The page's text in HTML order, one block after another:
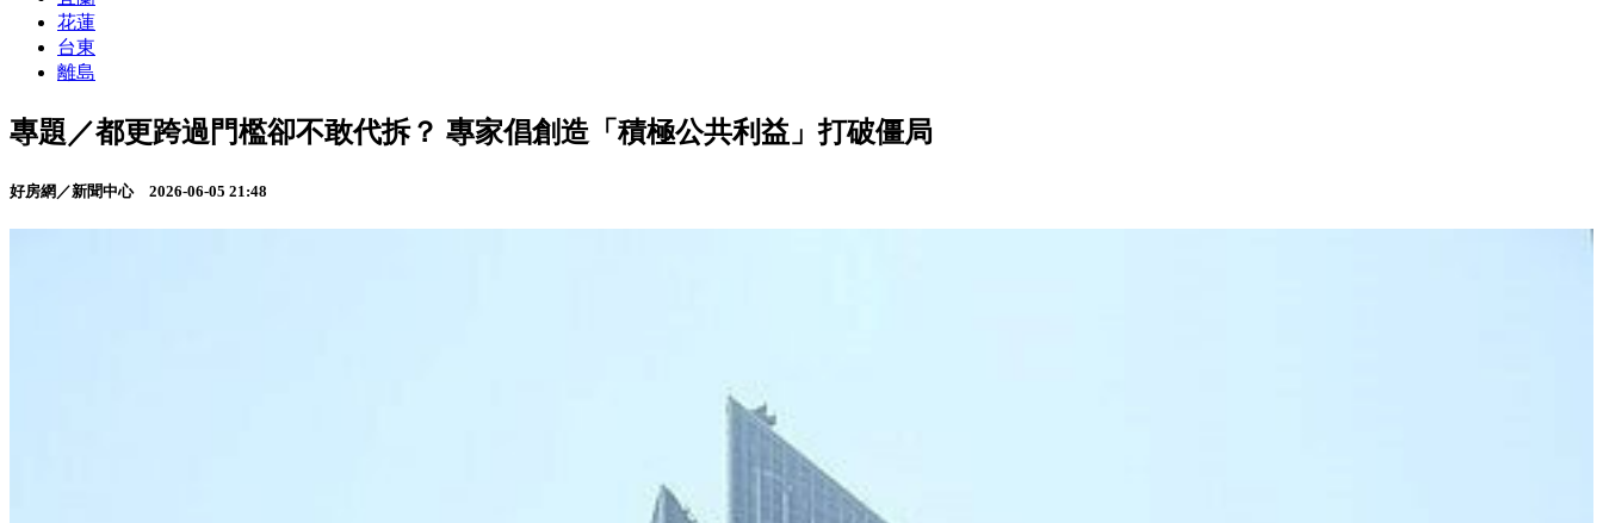
花蓮
台東
離島
專題／都更跨過門檻卻不敢代拆？ 專家倡創造「積極公共利益」打破僵局
好房網／新聞中心 2026-06-05 21:48